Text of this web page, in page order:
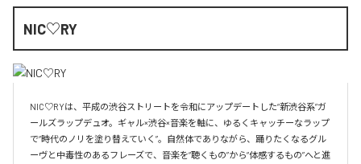
NIC♡RY
NIC♡RYは、平成の渋谷ストリートを令和にアップデートした“新渋谷系”ガ
ールズラップデュオ。ギャル×渋谷×音楽を軸に、ゆるくキャッチーなラップ
で“時代のノリを塗り替えていく”。自然体でありながら、踊りたくなるグル
ーヴと中毒性のあるフレーズで、音楽を“聴くもの”から“体感するもの”へと進